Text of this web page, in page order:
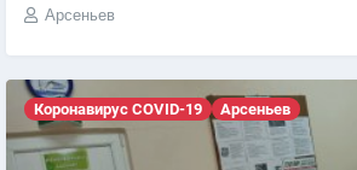
Арсеньев
Коронавирус COVID-19 Арсеньев